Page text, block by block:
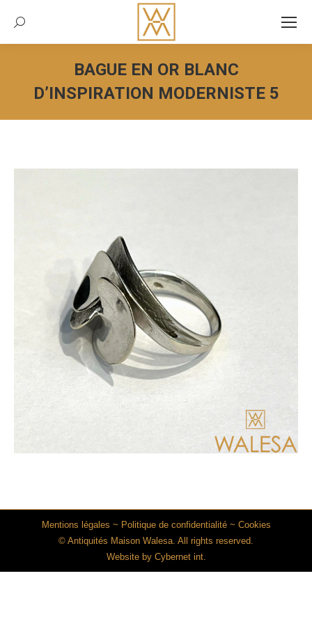
Recherche:
BAGUE EN OR BLANC
D’INSPIRATION MODERNISTE 5
Vous êtes ici :
Mentions légales ~ Politique de confidentialité~ Cookies
© Antiquités Maison Walesa. All rights reserved.
Website by Cybernet int.